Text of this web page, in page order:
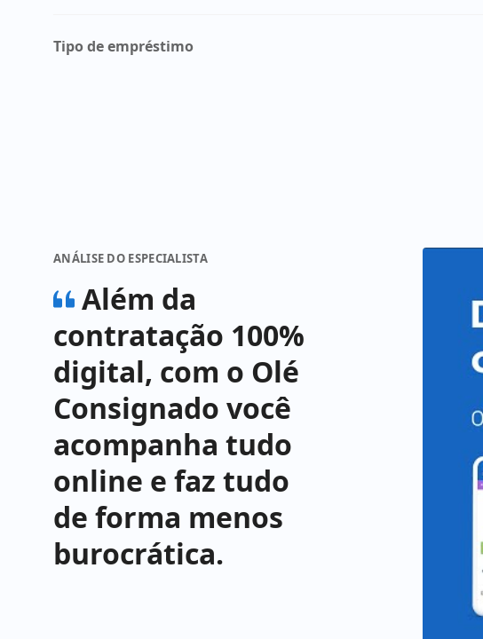
Tipo de empréstimo
ANÁLISE DO ESPECIALISTA
Além da
contratação 100%
digital, com o Olé
Consignado você
acompanha tudo
online e faz tudo
de forma menos
burocrática.